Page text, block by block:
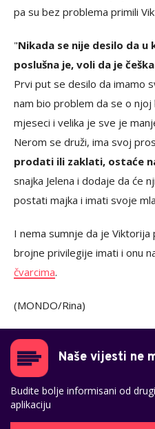
pa su bez problema primili
"Nikada se nije desilo da
poslušna je, voli da je
Prvi put se desilo da imamo
nam bio problem da se o
mjeseci i velika je sve je
Nerom se druži, ima svoj
prodati ili zaklati, ostaće
snajka Jelena i dodaje da će
postati majka i imati svoje
I nema sumnje da je Viktorija
brojne privilegije imati i onu
čvarcima.
(MONDO/Rina)
Naše vijesti ne
Budite bolje informisani od
aplikaciju